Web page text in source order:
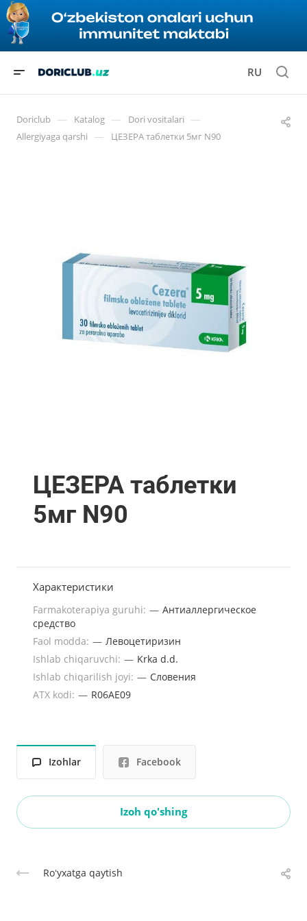
RU
Doriclub — Katalog — Dori vositalari —
Allergiyaga qarshi — ЦЕЗЕРА таблетки 5мг N90
ЦЕЗЕРА таблетки
5мг N90
Характеристики
Farmakoterapiya guruhi: — Антиаллергическое
средство
Faol modda: — Левоцетиризин
Ishlab chiqaruvchi: — Krka d.d.
Ishlab chiqarilish joyi: — Словения
ATX kodi: — R06AE09
Izohlar Facebook
Izoh qo'shing
Roʻyxatga qaytish